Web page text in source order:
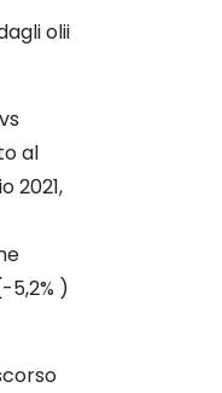
olii
al
2021,
5,2% )